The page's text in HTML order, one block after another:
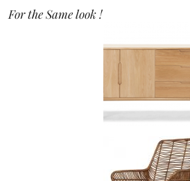
For the Same look !